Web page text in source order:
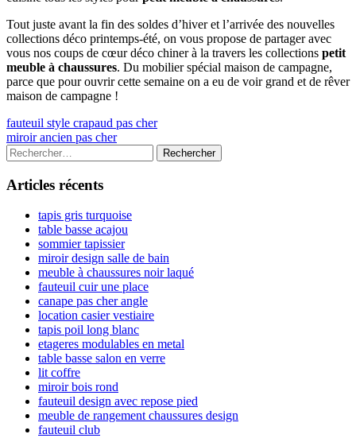
Tout juste avant la fin des soldes d’hiver et l’arrivée des nouvelles
collections déco printemps-été, on vous propose de partager avec
vous nos coups de cœur déco chiner à la travers les collections petit
meuble à chaussures. Du mobilier spécial maison de campagne,
parce que pour ouvrir cette semaine on a eu de voir grand et de rêver
maison de campagne !
Navigation
de
l’article
Previous
article:
fauteuil style crapaud pas cher
Next
article:
miroir ancien pas cher
Colonne
latérale
principale
Rechercher :
Articles récents
tapis gris turquoise
table basse acajou
sommier tapissier
miroir design salle de bain
meuble à chaussures noir laqué
fauteuil cuir une place
canape pas cher angle
location casier vestiaire
tapis poil long blanc
etageres modulables en metal
table basse salon en verre
lit coffre
miroir bois rond
fauteuil design avec repose pied
meuble de rangement chaussures design
fauteuil club